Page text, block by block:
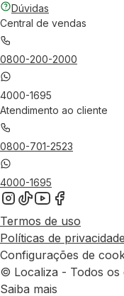
Dúvidas
Central de vendas
0800-200-2000
4000-1695
Atendimento ao cliente
0800-701-2523
4000-1695
Termos de uso
Políticas de privacidade
Configurações de
© Localiza - Todos os
Saiba mais